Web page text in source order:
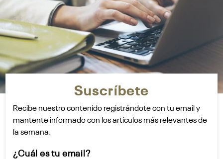
Suscríbete
Recibe nuestro contenido registrándote con tu email y
mantente informado con los artículos más relevantes de
la semana.
¿Cuál es tu email?